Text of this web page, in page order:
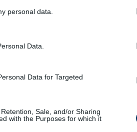
personal data.
Data.
Data for Targeted
Sale, and/or Sharing
with the Purposes for which it
új élőhelyeken is tartósan
élőhelye, amely egész évben
amelyek más természetes
által telepített hal is